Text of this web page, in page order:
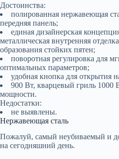
Достоинства:
полированная нержавеющая
передняя панель;
единая дизайнерская
металлическая внутренняя
образования стойких пятен;
поворотная регулировка для
оптимальных параметров;
удобная кнопка для открытия
900 Вт, кварцевый гриль 1000
мощности.
Недостатки:
не выявлены.
Нержавеющая сталь
Пожалуй, самый неубиваемый и
на сегодняшний день.